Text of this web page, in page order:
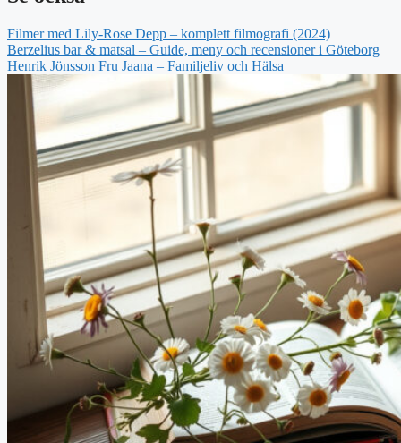
Filmer med Lily-Rose Depp – komplett filmografi (2024)
Berzelius bar & matsal – Guide, meny och recensioner i Göteborg
Henrik Jönsson Fru Jaana – Familjeliv och Hälsa